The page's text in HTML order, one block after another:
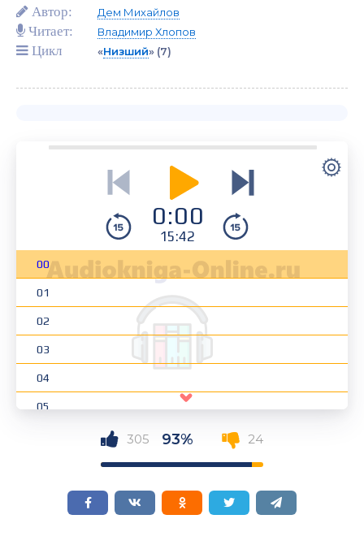
Автор: Дем Михайлов
Читает: Владимир Хлопов
Цикл «Низший» (7)
0:00
15:42
00
01
02
03
04
05
305 93% 24